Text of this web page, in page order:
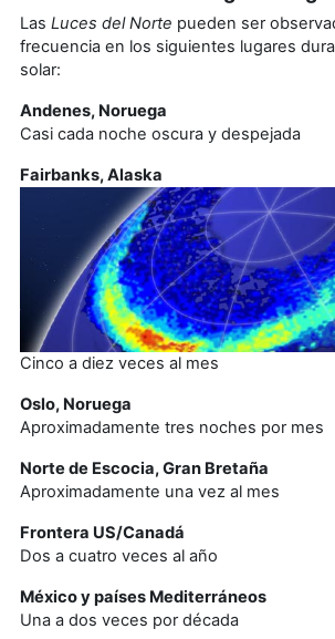
Las Luces del Norte pueden ser
frecuencia en los siguientes lugares
solar:
Andenes, Noruega
Casi cada noche oscura y despejada
Fairbanks, Alaska
Cinco a diez veces al mes
Oslo, Noruega
Aproximadamente tres noches por mes
Norte de Escocia, Gran Bretaña
Aproximadamente una vez al mes
Frontera US/Canadá
Dos a cuatro veces al año
México y países Mediterráneos
Una a dos veces por década